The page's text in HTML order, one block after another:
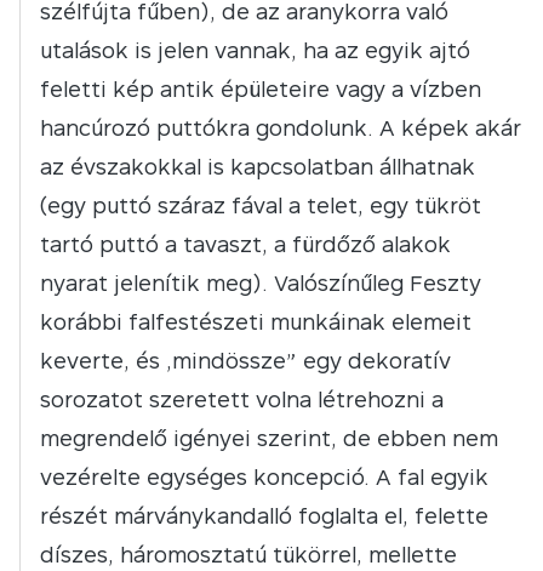
szélfújta fűben), de az aranykorra való
utalások is jelen vannak, ha az egyik ajtó
feletti kép antik épületeire vagy a vízben
hancúrozó puttókra gondolunk. A képek akár
az évszakokkal is kapcsolatban állhatnak
(egy puttó száraz fával a telet, egy tükröt
tartó puttó a tavaszt, a fürdőző alakok
nyarat jelenítik meg). Valószínűleg Feszty
korábbi falfestészeti munkáinak elemeit
keverte, és „mindössze” egy dekoratív
sorozatot szeretett volna létrehozni a
megrendelő igényei szerint, de ebben nem
vezérelte egységes koncepció. A fal egyik
részét márványkandalló foglalta el, felette
díszes, háromosztatú tükörrel, mellette